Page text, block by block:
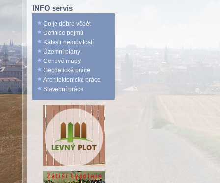
INFO servis
Co je dobré vědět
Definice pojmů
Katastr nemovitostí
Územní plány
Cenové mapy
Geodetické práce
Architektonické práce
Stavební práce